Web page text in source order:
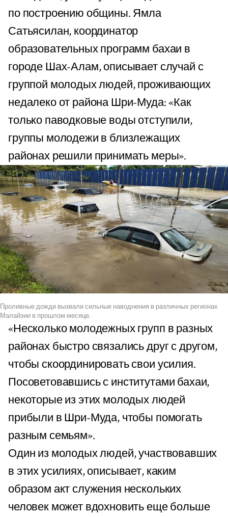
по построению общины. Ямла
Сатьясилан, координатор
образовательных программ бахаи в
городе Шах-Алам, описывает случай с
группой молодых людей, проживающих
недалеко от района Шри-Муда: «Как
только паводковые воды отступили,
группы молодежи в близлежащих
районах решили принимать меры».
Проливные дожди вызвали сильные наводнения в различных регионах
Малайзии в прошлом месяце.
«Несколько молодежных групп в разных
районах быстро связались друг с другом,
чтобы скоординировать свои усилия.
Посоветовавшись с институтами бахаи,
некоторые из этих молодых людей
прибыли в Шри-Муда, чтобы помогать
разным семьям».
Один из молодых людей, участвовавших
в этих усилиях, описывает, каким
образом акт служения нескольких
человек может вдохновить еще больше